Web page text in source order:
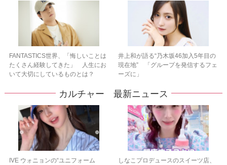
FANTASTICS世界、「悔しいことは
たくさん経験してきた」 人生にお
いて大切にしているものとは？
井上和が語る“乃木坂46加入5年目の
現在地” 「グループを発信するフェ
ーズに」
カルチャー 最新ニュース
IVE ウォニョンの“ユニフォーム
しなこプロデュースのスイーツ店、